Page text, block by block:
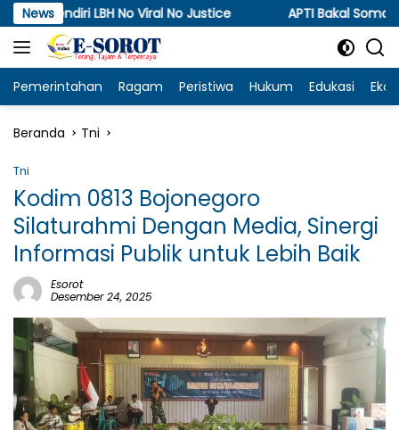
Langsung
ke
konten
News
LBH No Viral No Justice APTI Bakal Somasi dan
Pemerintahan Ragam Peristiwa Hukum Edukasi
Beranda Tni
Tni
Kodim 0813 Bojonegoro
Silaturahmi Dengan Media, Sinergi
Informasi Publik untuk Lebih Baik
Esorot
Desember 24, 2025